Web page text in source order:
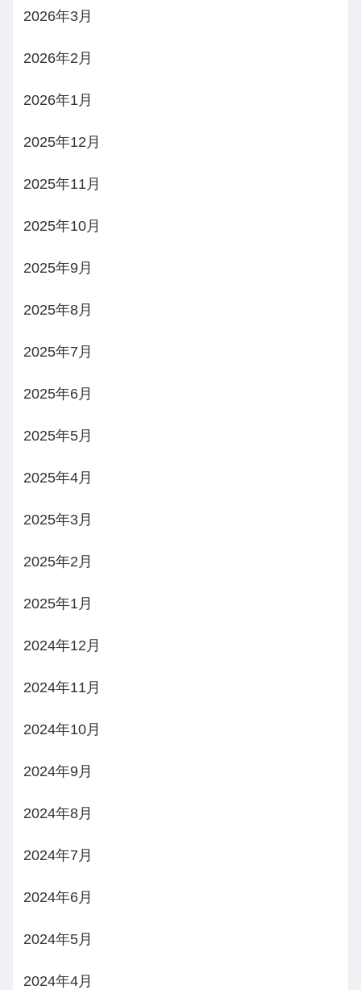
2026年3月
2026年2月
2026年1月
2025年12月
2025年11月
2025年10月
2025年9月
2025年8月
2025年7月
2025年6月
2025年5月
2025年4月
2025年3月
2025年2月
2025年1月
2024年12月
2024年11月
2024年10月
2024年9月
2024年8月
2024年7月
2024年6月
2024年5月
2024年4月